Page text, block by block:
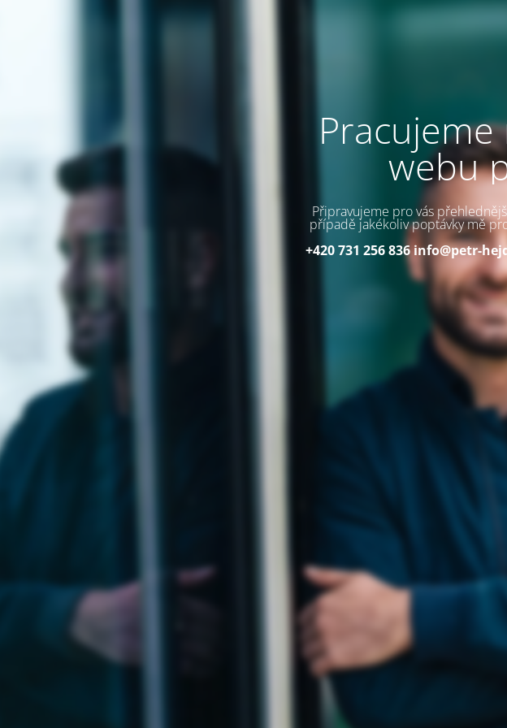
webu
Připravujeme pro vás
případě jakékoliv poptávky mě
+420 731 256 836info@petr-